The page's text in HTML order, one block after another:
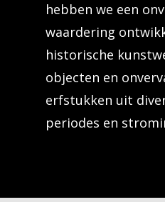
hebben we een
waardering
historische
objecten en
erfstukken uit
periodes en